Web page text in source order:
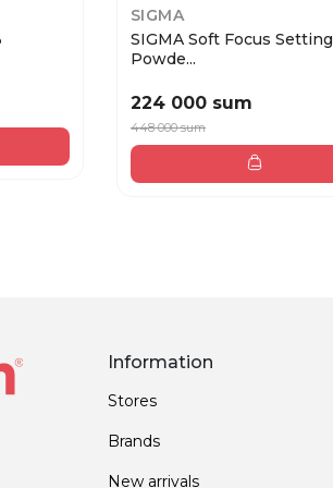
SIGMA
SIGMA Soft Focus Setting
Powde...
224 000 sum
448 000 sum
Information
Stores
Brands
New arrivals